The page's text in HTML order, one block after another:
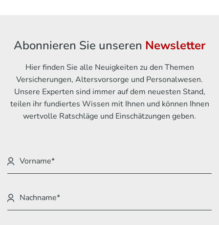
Abonnieren Sie unseren Newsletter
Hier finden Sie alle Neuigkeiten zu den Themen
Versicherungen, Altersvorsorge und Personalwesen.
Unsere Experten sind immer auf dem neuesten Stand,
teilen ihr fundiertes Wissen mit Ihnen und können Ihnen
wertvolle Ratschläge und Einschätzungen geben.